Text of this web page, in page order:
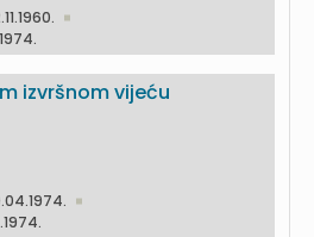
izvršnom vijeću